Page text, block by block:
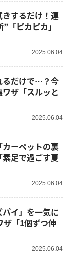
きするだけ！運
「ピカピカ」
2025.06.04
るだけで…？今
ザ「スルッと
2025.06.04
ーペットの裏
足で過ごす夏
2025.06.04
イ」を一気に
ザ「1個ずつ伸
2025.06.04